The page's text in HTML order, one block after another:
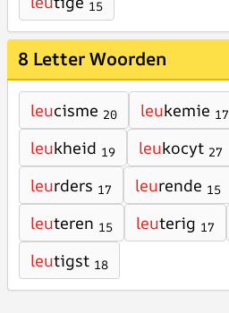
15
8 Letter Woorden
leucisme 20 leukemie 17
leukheid 19 leukocyt 27
leurders 17 leurende 15
leuteren 15 leuterig 17
leutigst 18